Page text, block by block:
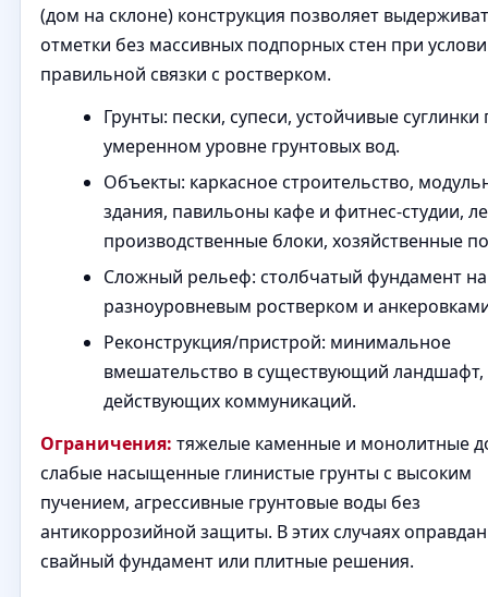
(дом на склоне) конструкция позволяет
отметки без массивных подпорных стен при
правильной связки с ростверком.
Грунты: пески, супеси, устойчивые суглинки
умеренном уровне грунтовых вод.
Объекты: каркасное строительство,
здания, павильоны кафе и фитнес-студии,
производственные блоки, хозяйственные
Сложный рельеф: столбчатый фундамент на
разноуровневым ростверком и
Реконструкция/пристрой: минимальное
вмешательство в существующий ландшафт,
действующих коммуникаций.
Ограничения: тяжелые каменные и монолитные
слабые насыщенные глинистые грунты с высоким
пучением, агрессивные грунтовые воды без
антикоррозийной защиты. В этих случаях оправдан
свайный фундамент или плитные решения.